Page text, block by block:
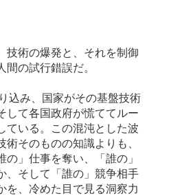
技術の爆発と、それを制御
間の試行錯誤だ。
込み、国家がその基盤技術
して各国政府が慌ててルー
ている。この混沌とした波
術そのものの知識よりも、
の」仕事を奪い、「誰の」
、そして「誰の」競争相手
を、冷めた目で見る洞察力